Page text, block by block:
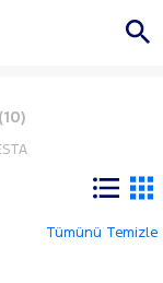
(10)
Tümünü Temizle